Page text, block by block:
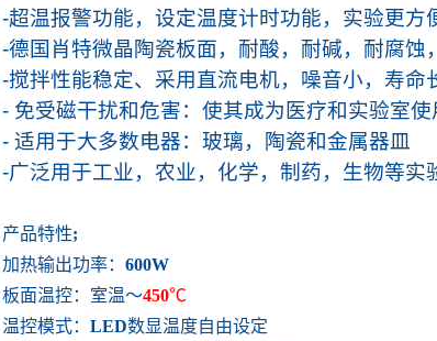
-超温报警功能，设定温度计时功能，实验更方
-德国肖特微晶陶瓷板面，耐酸，耐碱，耐腐蚀
-搅拌性能稳定、采用直流电机，噪音小，寿命
- 免受磁干扰和危害：使其成为医疗和实验室使
- 适用于大多数电器：玻璃，陶瓷和金属器皿
-广泛用于工业，农业，化学，制药，生物等实
产品特性;
加热输出功率： 600W
板面温控：室温～450℃
温控模式： LED数显温度自由设定